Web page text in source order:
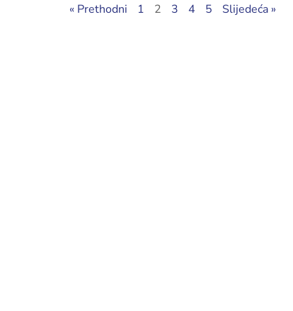
« Prethodni 1 2 3 4 5 Slijedeća »